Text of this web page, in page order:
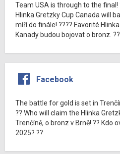
Team USA is through to the
Hlinka Gretzky Cup Canada will
míří do finále! ???? Favorité
Kanady budou bojovat o bronz. ??
Facebook
The battle for gold is set in
?? Who will claim the Hlinka
Trenčíně, o bronz v Brně! ?? Kdo
2025? ??